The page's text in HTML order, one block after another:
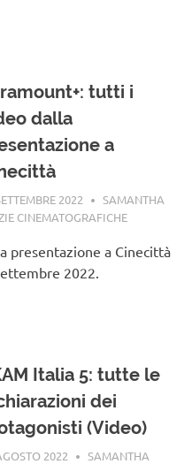
tutti i
dalla
a
2022
SAMANTHA
CINEMATOGRAFICHE
presentazione a Cinecittà
2022.
Italia 5: tutte le
dei
(Video)
2022
SAMANTHA